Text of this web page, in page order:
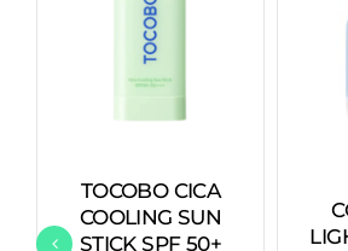
TOCOBO CICA
COOLING SUN
STICK SPF 50+